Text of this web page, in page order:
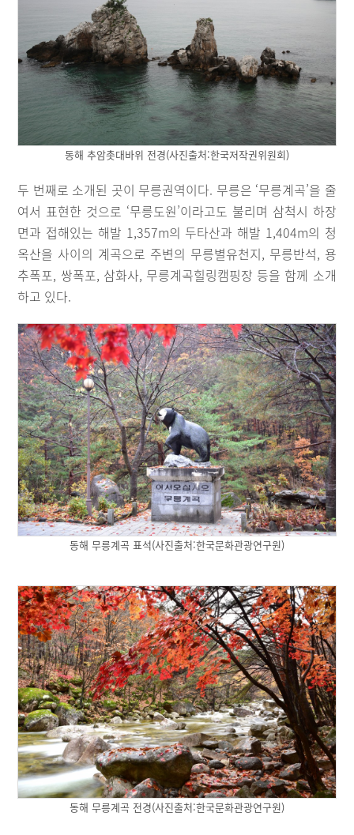
동해 추암촛대바위 전경(사진출처:한국저작권위원회)
두 번째로 소개된 곳이 무릉권역이다. 무릉은 ‘무릉계곡’을 줄
여서 표현한 것으로 ‘무릉도원’이라고도 불리며 삼척시 하장
면과 접해있는 해발 1,357m의 두타산과 해발 1,404m의 청
옥산을 사이의 계곡으로 주변의 무릉별유천지, 무릉반석, 용
추폭포, 쌍폭포, 삼화사, 무릉계곡힐링캠핑장 등을 함께 소개
하고 있다.
동해 무릉계곡 표석(사진출처:한국문화관광연구원)
동해 무릉계곡 전경(사진출처:한국문화관광연구원)